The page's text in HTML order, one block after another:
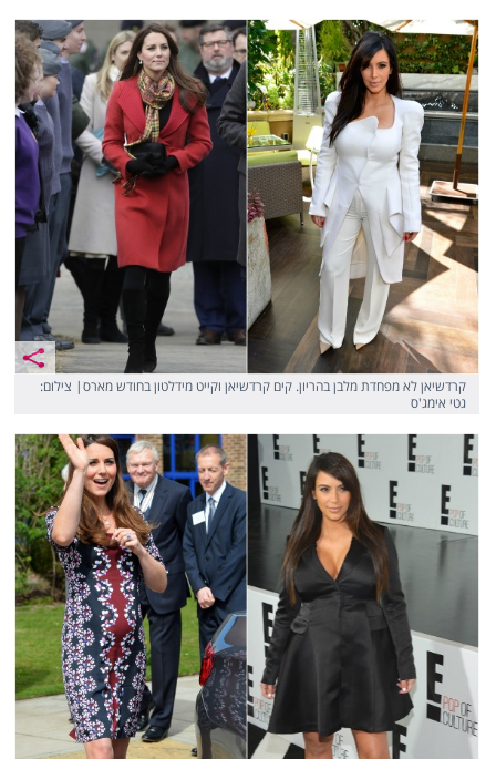
קרדשיאן לא מפחדת מלבן בהריון. קים קרדשיאן וקייט מידלטון בחודש מארס| צילום:
גטי אימג'ס